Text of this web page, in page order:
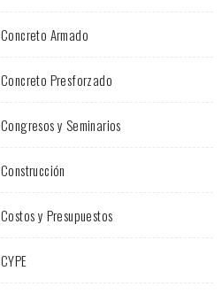
Concreto Armado
Concreto Presforzado
Congresos y Seminarios
Construcción
Costos y Presupuestos
CYPE